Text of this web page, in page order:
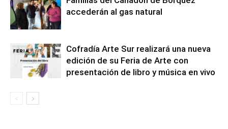
accederán al gas natural
Cofradía Arte Sur realizará una nueva
edición de su Feria de Arte con
presentación de libro y música en vivo